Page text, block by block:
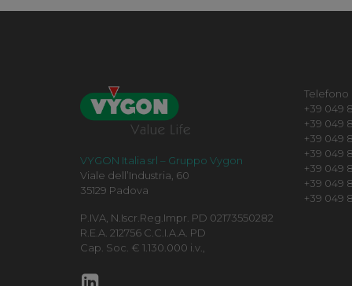
VYGON Italia srl – Gruppo Vygon
Viale dell’Industria, 60
35129 Padova
P.IVA, N.Iscr.Reg.Impr. PD 02173550282
R.E.A. 212756 C.C.I.A.A. PD
Cap. Soc. € 1.130.000 i.v.,
Telefono
+39 049
+39 049
+39 049
+39 049
+39 049
+39 049
+39 049